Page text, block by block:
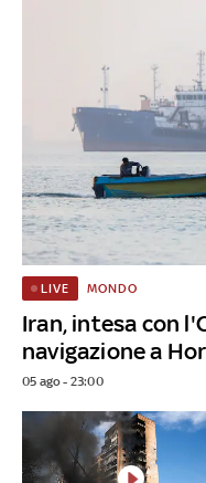
Iran, intesa con
navigazione a
LIVE MONDO
05 ago - 23:00